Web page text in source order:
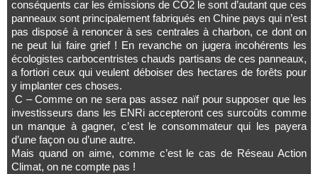
conséquents car les émissions de CO2 le sont d’autant que ces
panneaux sont principalement fabriqués en Chine pays qui n’est
pas disposé à renoncer à ses centrales à charbon, ce dont on
ne peut lui faire grief ! En revanche on jugera incohérents les
écologistes carbocentristes chauds partisans de ces panneaux,
a fortiori ceux qui veulent déboiser des hectares de forêts pour
y implanter ces choses.
C – Comme on ne sera pas assez naïf pour supposer que les
investisseurs dans les ENRi accepteront ces surcoûts comme
un manque à gagner, c’est le consommateur qui les payera
d’une façon ou d’une autre.
Mais quand on aime, comme c’est le cas de Réseau Action
Climat, on ne compte pas !